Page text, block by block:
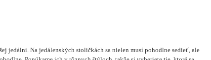
jedálni. Na jedálenských stoličkách sa nielen musí pohodlne sedieť, ale